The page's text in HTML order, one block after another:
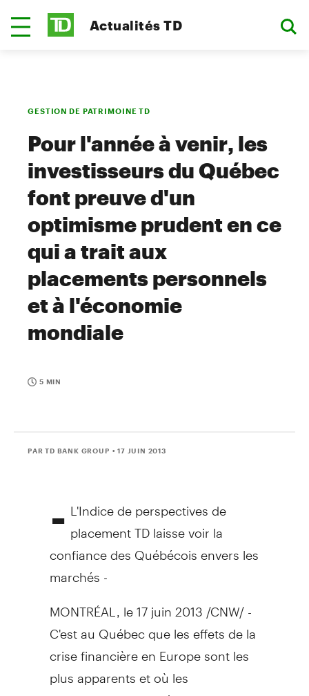
Actualités TD
GESTION DE PATRIMOINE TD
Pour l'année à venir, les
investisseurs du Québec
font preuve d'un
optimisme prudent en ce
qui a trait aux
placements personnels
et à l'économie
mondiale
5 MIN
PAR TD BANK GROUP • 17 JUIN 2013
- L'Indice de perspectives de
placement TD laisse voir la
confiance des Québécois envers les
marchés -
MONTRÉAL, le 17 juin 2013 /CNW/ -
C'est au Québec que les effets de la
crise financière en Europe sont les
plus apparents et où les